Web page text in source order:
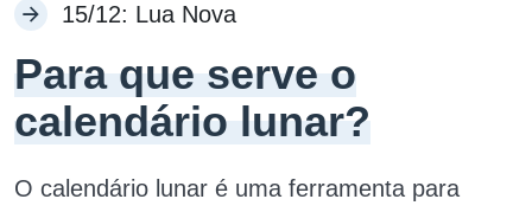
15/12: Lua Nova
Para que serve o
calendário lunar?
O calendário lunar é uma ferramenta para